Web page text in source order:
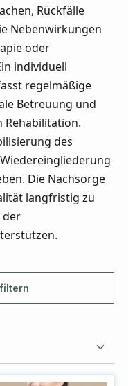
Rückfälle
Nebenwirkungen
oder
individuell
regelmäßige
Betreuung und
Rehabilitation.
des
Die Nachsorge
langfristig zu
der